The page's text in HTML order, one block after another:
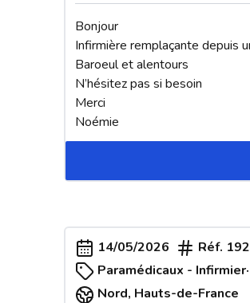
Bonjour
Infirmière remplaçante depuis
Baroeul et alentours
N’hésitez pas si besoin
Merci
Noémie
14/05/2026 Réf.
Paramédicaux -
Nord, Hauts-de-France